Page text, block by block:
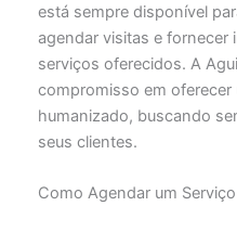
está sempre disponível
agendar visitas e fornecer
serviços oferecidos. A
compromisso em oferecer
humanizado, buscando
seus clientes.
Como Agendar um Serviço